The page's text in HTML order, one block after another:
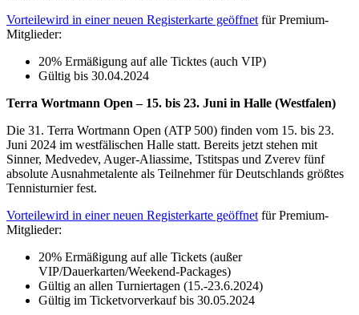
Vorteilewird in einer neuen Registerkarte geöffnet für Premium-
Mitglieder:
20% Ermäßigung auf alle Ticktes (auch VIP)
Gültig bis 30.04.2024
Terra Wortmann Open – 15. bis 23. Juni in Halle (Westfalen)
Die 31. Terra Wortmann Open (ATP 500) finden vom 15. bis 23.
Juni 2024 im westfälischen Halle statt. Bereits jetzt stehen mit
Sinner, Medvedev, Auger-Aliassime, Tstitspas und Zverev fünf
absolute Ausnahmetalente als Teilnehmer für Deutschlands größtes
Tennisturnier fest.
Vorteilewird in einer neuen Registerkarte geöffnet für Premium-
Mitglieder:
20% Ermäßigung auf alle Tickets (außer
VIP/Dauerkarten/Weekend-Packages)
Gültig an allen Turniertagen (15.-23.6.2024)
Gültig im Ticketvorverkauf bis 30.05.2024